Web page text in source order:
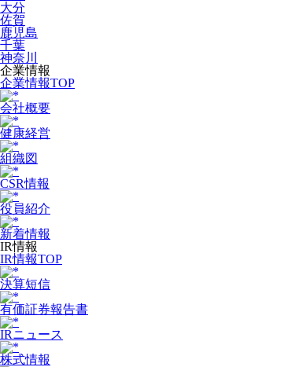
大分
佐賀
鹿児島
千葉
神奈川
企業情報
企業情報TOP
会社概要
健康経営
組織図
CSR情報
役員紹介
新着情報
IR情報
IR情報TOP
決算短信
有価証券報告書
IRニュース
株式情報